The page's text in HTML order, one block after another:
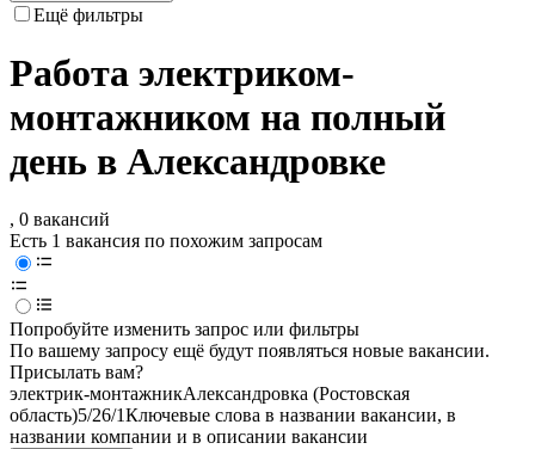
Ещё фильтры
Работа электриком-
монтажником на полный
день в Александровке
, 0 вакансий
Есть 1 вакансия по похожим запросам
Попробуйте изменить запрос или фильтры
По вашему запросу ещё будут появляться новые вакансии.
Присылать вам?
электрик-монтажникАлександровка (Ростовская
область)5/26/1Ключевые слова в названии вакансии, в
названии компании и в описании вакансии